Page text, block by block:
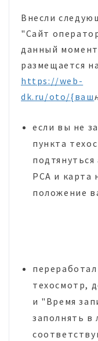
Внесли
"Сайт
данный момент
размещается
https://web-
dk.ru/oto/{ваш
если вы не
пункта
РСА и карта
положение
техосмотр,
и "Время
заполнять в